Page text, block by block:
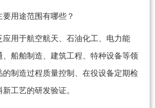
用途范围有哪些？
应用于航空航天、石油化工、电力能
、船舶制造、建筑工程、特种设备等领
的制造过程质量控制、在役设备定期检
工艺的研发验证。